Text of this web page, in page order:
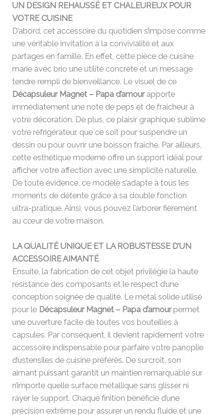
UN DESIGN REHAUSSÉ ET CHALEUREUX POUR
VOTRE CUISINE
D’abord, cet accessoire du quotidien s’impose comme
une véritable invitation à la convivialité et aux
partages en famille. En effet, cette pièce de cuisine
marie avec brio une utilité concrète et un message
tendre rempli de bienveillance. Le visuel de ce
Décapsuleur Magnet – Papa d’amourapporte
immédiatement une note de peps et de fraîcheur à
votre décoration. De plus, ce plaisir graphique sublime
votre réfrigérateur, que ce soit pour suspendre un
dessin ou pour ouvrir une boisson fraîche. Par ailleurs,
cette esthétique moderne offre un support idéal pour
afficher votre affection avec une simplicité naturelle.
De toute évidence, ce modèle s’adapte à tous les
moments de détente grâce à sa double fonction
ultra-pratique. Ainsi, vous pouvez l’arborer fièrement
au cœur de votre maison.
LA QUALITÉ UNIQUE ET LA ROBUSTESSE D’UN
ACCESSOIRE AIMANTÉ
Ensuite, la fabrication de cet objet privilégie la haute
résistance des composants et le respect d’une
conception soignée de qualité. Le métal solide utilisé
pour le Décapsuleur Magnet – Papa d’amourpermet
une ouverture facile de toutes vos bouteilles à
capsules. Par conséquent, il devient rapidement votre
accessoire indispensable pour parfaire votre panoplie
d’ustensiles de cuisine préférés. De surcroît, son
aimant puissant garantit un maintien remarquable sur
n’importe quelle surface métallique sans glisser ni
rayer le support. Chaque finition bénéficie d’une
précision extrême pour assurer un rendu fluide et une